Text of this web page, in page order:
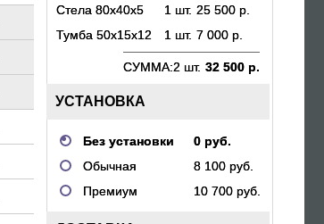
Стела 80х40х5 1 шт. 25 500 р.
Тумба 50х15х12
1 шт. 7 000 р.
СУММА:2 шт. 32 500 р.
УСТАНОВКА
Без установки
0 руб.
Обычная
8 100 руб.
Премиум
10 700 руб.